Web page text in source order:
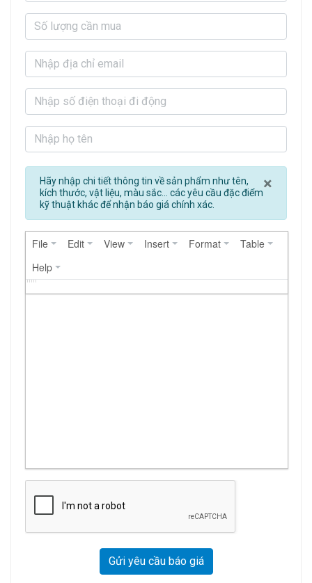
×
Hãy nhập chi tiết thông tin về sản phẩm như tên,
kích thước, vật liệu, màu sắc... các yêu cầu đặc điểm
kỹ thuật khác để nhận báo giá chính xác.
File Edit View Insert Format
Table
Help
Gửi yêu cầu báo giá